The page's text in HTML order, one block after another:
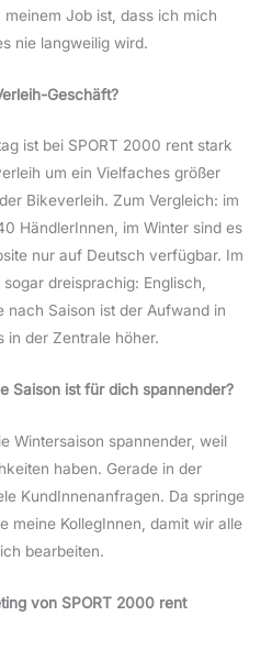
Job ist, dass ich mich
nie langweilig wird.
Geschäft?
ist bei SPORT 2000 rent stark
um ein Vielfaches größer
Bikeverleih. Zum Vergleich: im
HändlerInnen, im Winter sind es
nur auf Deutsch verfügbar. Im
dreisprachig: Englisch,
nach Saison ist der Aufwand in
in der Zentrale höher.
Saison ist für dich spannender?
Wintersaison spannender, weil
haben. Gerade in der
KundInnenanfragen. Da springe
meine KollegInnen, damit wir alle
bearbeiten.
von SPORT 2000 rent